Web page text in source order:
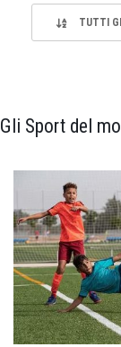
TUTTI
Gli Sport del